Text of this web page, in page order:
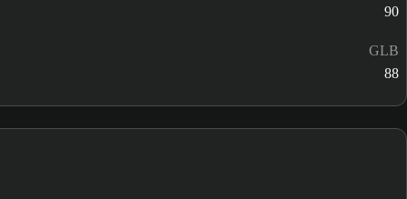
90
GLB
88